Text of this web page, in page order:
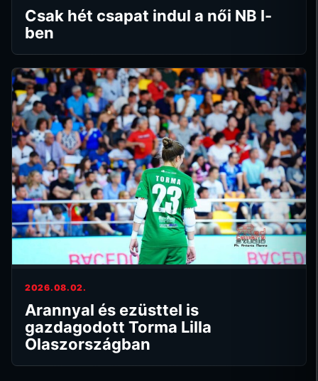
Csak hét csapat indul a női NB I-
ben
2026.08.02.
Arannyal és ezüsttel is
gazdagodott Torma Lilla
Olaszországban